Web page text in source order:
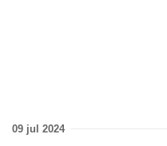
09 jul 2024